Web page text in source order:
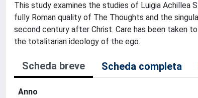
This study examines the studies of Luigia
fully Roman quality of The Thoughts and the
second century after Christ. Care has been taken
the totalitarian ideology of the ego.
Scheda breve Scheda completa
Anno